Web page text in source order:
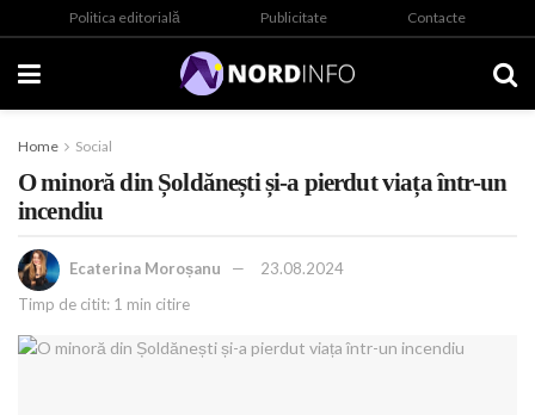
Politica editorială Publicitate Contacte
Home Social
O minoră din Șoldănești și-a pierdut viața într-un
incendiu
Ecaterina Moroșanu
23.08.2024
Timp de citit: 1 min citire